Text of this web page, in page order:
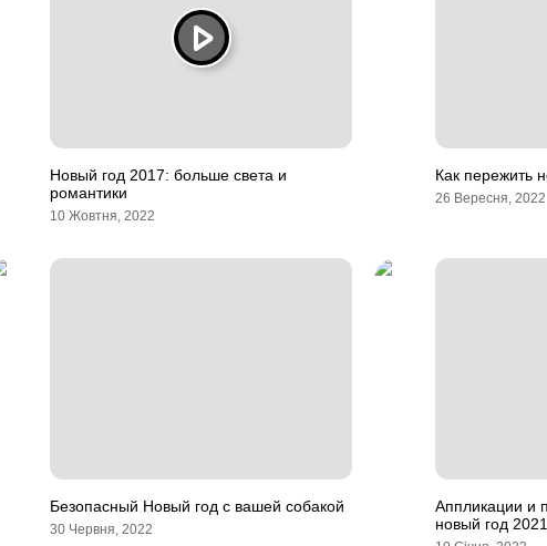
Новый год 2017: больше света и
романтики
10 Жовтня, 2022
Как пережить
26 Вересня, 2022
Безопасный Новый год с вашей собакой
30 Червня, 2022
Аппликации и
новый год 2021